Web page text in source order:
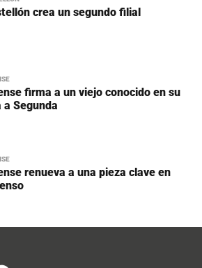
crea un segundo filial
firma a un viejo conocido en su
a Segunda
renueva a una pieza clave en